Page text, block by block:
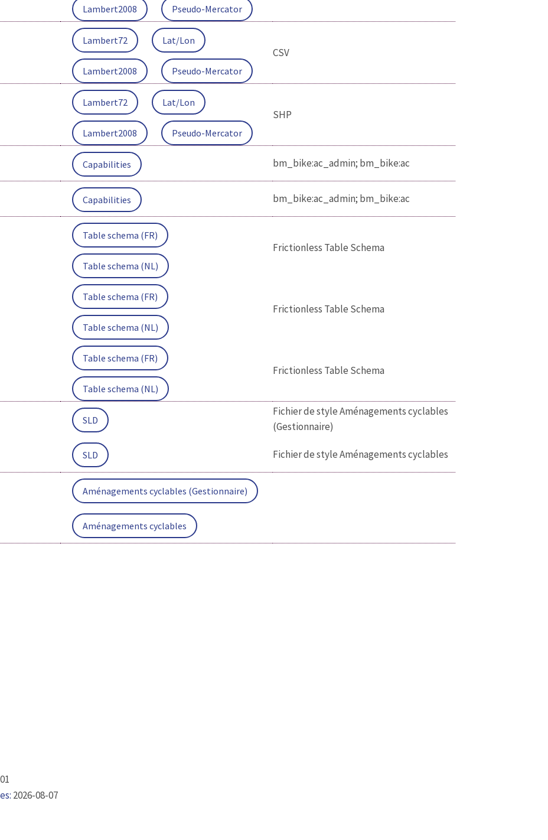
Lambert2008 Pseudo-Mercator
Lambert72 Lat/Lon
Lambert2008 Pseudo-Mercator
CSV
Lambert72 Lat/Lon
Lambert2008 Pseudo-Mercator
SHP
Capabilities bm_bike:ac_admin; bm_bike:ac
Capabilities bm_bike:ac_admin; bm_bike:ac
Table schema (FR)
Table schema (NL)
Frictionless Table Schema
Table schema (FR)
Table schema (NL)
Frictionless Table Schema
Table schema (FR)
Table schema (NL)
Frictionless Table Schema
SLD
Fichier de style Aménagements cyclables
(Gestionnaire)
SLD Fichier de style Aménagements cyclables
Aménagements cyclables (Gestionnaire)
Aménagements cyclables
2026-08-07